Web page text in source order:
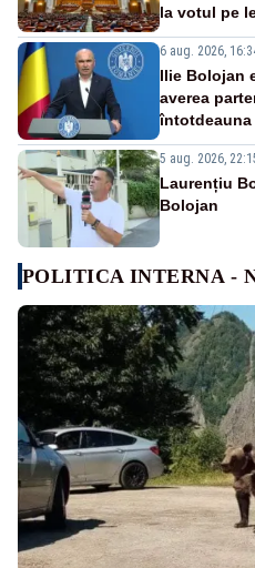
la votul pe
6 aug. 2026,
Ilie Bolojan
averea
întotdeauna
5 aug. 2026,
Laurențiu
Bolojan
POLITICA INTERNA -